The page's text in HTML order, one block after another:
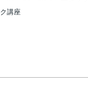
講座